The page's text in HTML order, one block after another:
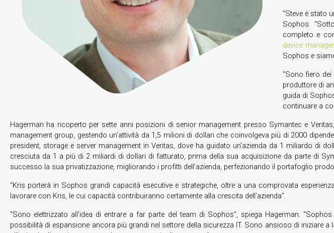
“Steve è stato
Sophos.
completo e
device
Sophos e
“Sono fiero
produttore di
guida di
continuare a
Hagerman ha ricoperto per sette anni posizioni di senior management presso Symantec e
management group, gestendo un’attività da 1,5 milioni di dollari che coinvolgeva più di 2000
president, storage e server management in Veritas, dove ha guidato un’azienda da 1 miliardo di
cresciuta da 1 a più di 2 miliardi di dollari di fatturato, prima della sua acquisizione da parte di
successo la sua privatizzazione, migliorando i profitti dell’azienda, perfezionando il portafoglio
“Kris porterà in Sophos grandi capacità esecutive e strategiche, oltre a una comprovata
lavorare con Kris, le cui capacità contribuiranno certamente alla crescita dell’azienda”.
“Sono elettrizzato all’idea di entrare a far parte del team di Sophos”, spiega Hagerman.
possibilità di espansione ancora più grandi nel settore della sicurezza IT. Sono ansioso di iniziare